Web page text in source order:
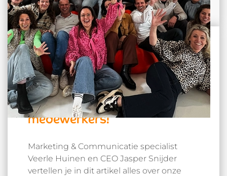
Leestijd:5 min.
De Great Place To Work
certificering stimuleert ons
om onszelf te verbeteren en
te blijven luisteren naar onze
medewerkers!
Marketing & Communicatie specialist
Veerle Huinen en CEO Jasper Snijder
vertellen je in dit artikel alles over onze